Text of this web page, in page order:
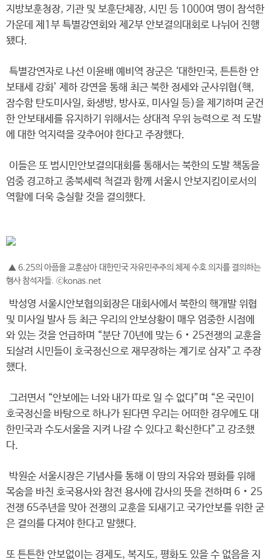
지방보훈청장, 기관 및 보훈단체장, 시민 등 1000여 명이 참석한
가운데 제1부 특별강연회와 제2부 안보결의대회로 나뉘어 진행
됐다.
특별강연자로 나선 이윤배 예비역 장군은 ‘대한민국, 튼튼한 안
보태세 강화’ 제하 강연을 통해 최근 북한 정세와 군사위협(핵,
잠수함 탄도미사일, 화생방, 방사포, 미사일 등)을 제기하며 굳건
한 안보태세를 유지하기 위해서는 상대적 우위 능력으로 적 도발
에 대한 억지력을 갖추어야 한다고 주장했다.
이들은 또 범시민안보결의대회를 통해서는 북한의 도발 책동을
엄중 경고하고 종북세력 척결과 함께 서울시 안보지킴이로서의
역할에 더욱 충실할 것을 결의했다.
▲ 6.25의 아픔을 교훈삼아 대한민국 자유민주주의 체제 수호 의지를 결의하는
행사 참석자들. ⓒkonas.net
박성영 서울시안보협의회장은 대회사에서 북한의 핵개발 위협
및 미사일 발사 등 최근 우리의 안보상황이 매우 엄중한 시점에
와 있는 것을 언급하며 “분단 70년에 맞는 6‧25전쟁의 교훈을
되살려 시민들이 호국정신으로 재무장하는 계기로 삼자”고 주장
했다.
그러면서 “안보에는 너와 내가 따로 일 수 없다”며 “온 국민이
호국정신을 바탕으로 하나가 된다면 우리는 어떠한 경우에도 대
한민국과 수도서울을 지켜 나갈 수 있다고 확신한다”고 강조했
다.
박원순 서울시장은 기념사를 통해 이 땅의 자유와 평화를 위해
목숨을 바친 호국용사와 참전 용사에 감사의 뜻을 전하며 6‧25
전쟁 65주년을 맞아 전쟁의 교훈을 되새기고 국가안보를 위한 굳
은 결의를 다져야 한다고 말했다.
또 튼튼한 안보없이는 경제도, 복지도, 평화도 있을 수 없음을 지